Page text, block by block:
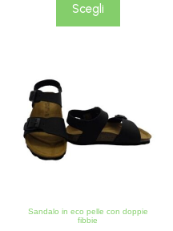
Scegli
Sandalo in eco pelle con doppie
fibbie